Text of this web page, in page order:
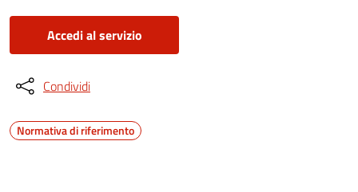
Accedi al servizio
Condividi
Normativa di riferimento